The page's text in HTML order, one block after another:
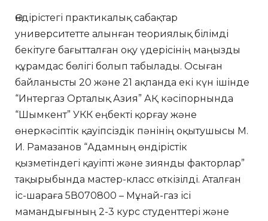
Өндірістегі практикалық сабақтар
университетте алынған теориялық білімді
бекітуге бағытталған оқу үдерісінің маңызды
құрамдас бөлігі болып табылады. Осыған
байланысты 20 және 21 ақпанда екі күн ішінде
“Интергаз Орталық Азия” АҚ кәсіпорнында
“Шымкент” УКК еңбекті қорғау және
өнеркәсіптік қауіпсіздік пәнінің оқытушысы М.
И. Рамазанов “Адамның өндірістік
қызметіндегі қауіпті және зиянды факторлар”
тақырыбында мастер-класс өткізілді. Аталған
іс-шараға 5В070800 – Мұнай-газ ісі
мамандығының 2-3 курс студенттері және